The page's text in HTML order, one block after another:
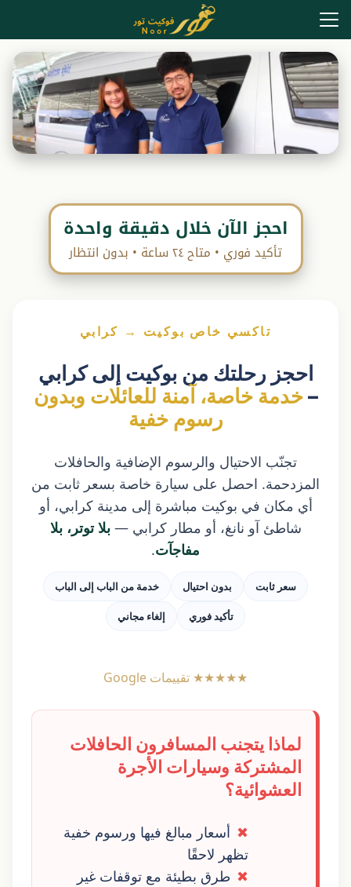
Skip
content
مع السائق الخاص في بوكيت
طلبًا)
جولات الجزر
for:
احجز الآن خلال دقيقة واحدة
تأكيد فوري • متاح ٢٤ ساعة • بدون انتظار
تاكسي خاص بوكيت → كرابي
احجز رحلتك من بوكيت إلى كرابي
–خدمة خاصة، آمنة للعائلات وبدون
رسوم خفية
تجنّب الاحتيال والرسوم الإضافية والحافلات
المزدحمة. احصل على سيارة خاصة بسعر ثابت من
أي مكان في بوكيت مباشرة إلى مدينة كرابي، أو
شاطئ آو نانغ، أو مطار كرابي —بلا توتر، بلا
مفاجآت.
سعر ثابت بدون احتيال خدمة من الباب إلى الباب
تأكيد فوري إلغاء مجاني
★★★★★ تقييمات Google
لماذا يتجنب المسافرون الحافلات
المشتركة وسيارات الأجرة
العشوائية؟
أسعار مبالغ فيها ورسوم خفية
تظهر لاحقًا
طرق بطيئة مع توقفات غير